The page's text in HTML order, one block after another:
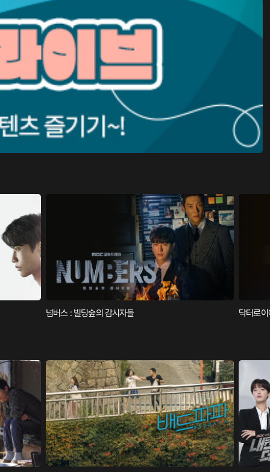
넘버스 : 빌딩숲의 감시자들 닥터로